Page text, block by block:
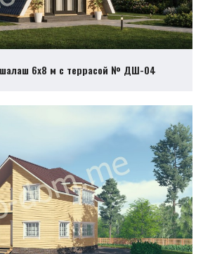
6х8 м с террасой № ДШ-04